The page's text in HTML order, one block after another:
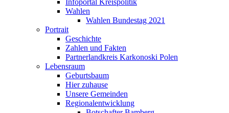
Infoportal Kreispolitik
Wahlen
Wahlen Bundestag 2021
Portrait
Geschichte
Zahlen und Fakten
Partnerlandkreis Karkonoski Polen
Lebensraum
Geburtsbaum
Hier zuhause
Unsere Gemeinden
Regionalentwicklung